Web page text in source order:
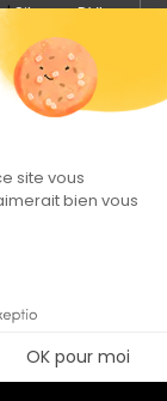
site vous
bien vous
OK pour moi
|Site par DVI
sociaux